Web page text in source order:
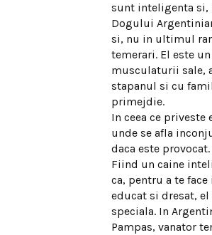
sunt inteligenta si,
Dogului
si, nu in ultimul
temerari. El este
musculaturii sale,
stapanul si cu
primejdie.
In ceea ce
unde se afla
daca este
Fiind un caine
ca, pentru a te
educat si dresat,
speciala. In
Pampas, vanator